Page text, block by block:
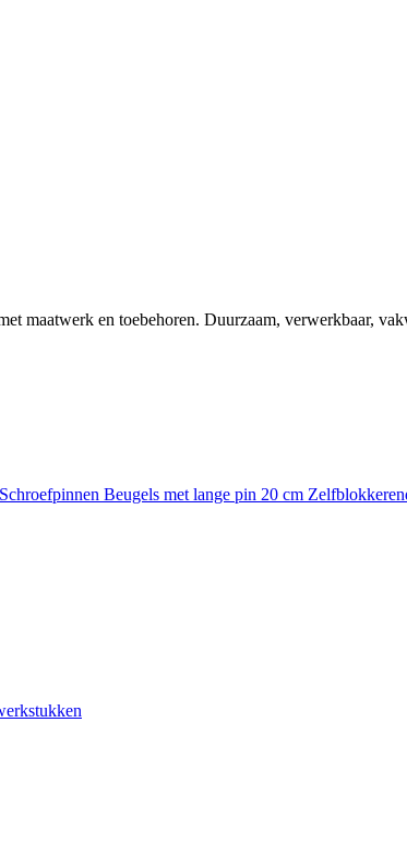
maatwerk en toebehoren. Duurzaam, verwerkbaar,
Schroefpinnen Beugels met lange pin 20 cm